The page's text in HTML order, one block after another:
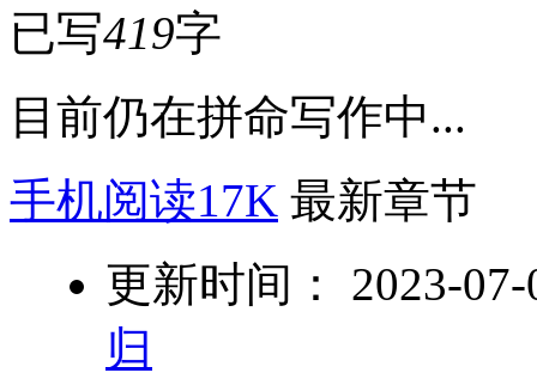
已写419字
目前仍在拼命写作中...
手机阅读17K 最新章节
更新时间： 2023-
归